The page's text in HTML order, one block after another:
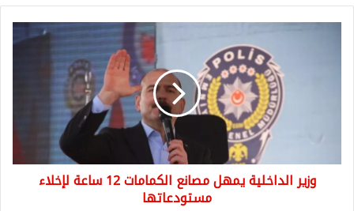
مستودعاتها
وزير الداخلية يمهل مصانع الكمامات 12 ساعة لإخلاء
مستودعاتها